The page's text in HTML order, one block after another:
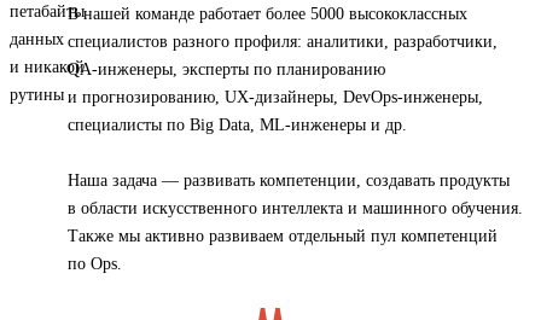
В нашей команде работает более 5000 высококлассных
специалистов разного профиля: аналитики, разработчики,
QA-инженеры, эксперты по планированию
и прогнозированию, UX-дизайнеры, DevOps-инженеры,
специалисты по Big Data, ML-инженеры и др.
Наша задача — развивать компетенции, создавать продукты
в области искусственного интеллекта и машинного обучения.
Также мы активно развиваем отдельный пул компетенций
по Ops.